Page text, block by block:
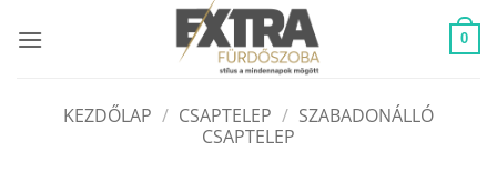
0
KEZDŐLAP / CSAPTELEP / SZABADONÁLLÓ
CSAPTELEP